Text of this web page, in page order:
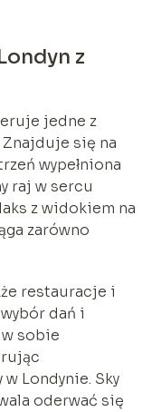
z
jedne z
się na
wypełniona
raj w sercu
z widokiem na
zarówno
restauracje i
dań i
w sobie
Londynie. Sky
oderwać się